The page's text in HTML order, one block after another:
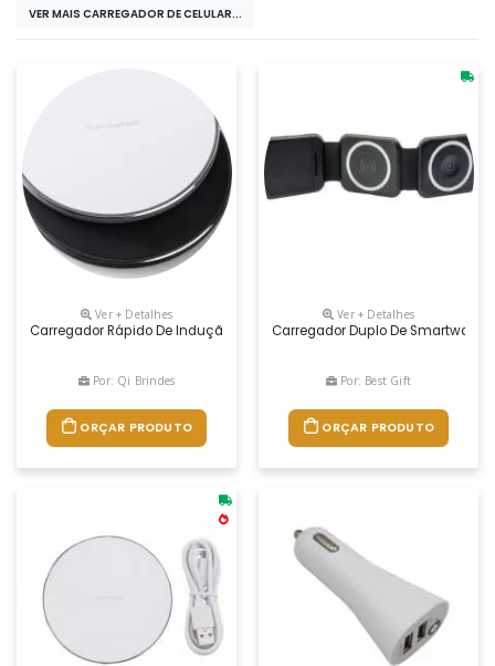
VER MAIS CARREGADOR DE CELULAR...
Ver + Detalhes
Carregador Rápido De Indução
Por: Qi Brindes
ORÇAR PRODUTO
Ver + Detalhes
Carregador Duplo De
Por: Best Gift
ORÇAR PRODUTO